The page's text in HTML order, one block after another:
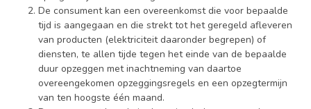
De consument kan een overeenkomst die voor bepaalde
tijd is aangegaan en die strekt tot het geregeld afleveren
van producten (elektriciteit daaronder begrepen) of
diensten, te allen tijde tegen het einde van de bepaalde
duur opzeggen met inachtneming van daartoe
overeengekomen opzeggingsregels en een opzegtermijn
van ten hoogste één maand.